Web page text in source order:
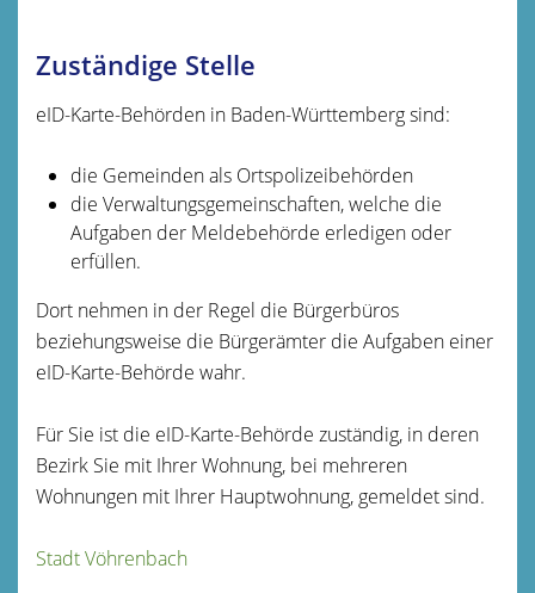
Zuständige Stelle
eID-Karte-Behörden in Baden-Württemberg sind:
die Gemeinden als Ortspolizeibehörden
die Verwaltungsgemeinschaften,welche die
Aufgaben der Meldebehörde erledigen oder
erfüllen.
Dort nehmen in der Regel die Bürgerbüros
beziehungsweise die Bürgerämter die Aufgaben einer
eID-Karte-Behörde wahr.
Für Sie ist die eID-Karte-Behörde zuständig, in deren
Bezirk Sie mit Ihrer Wohnung, bei mehreren
Wohnungen mit Ihrer Hauptwohnung, gemeldet sind.
Stadt Vöhrenbach